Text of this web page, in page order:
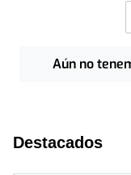
Aún no
Destacados